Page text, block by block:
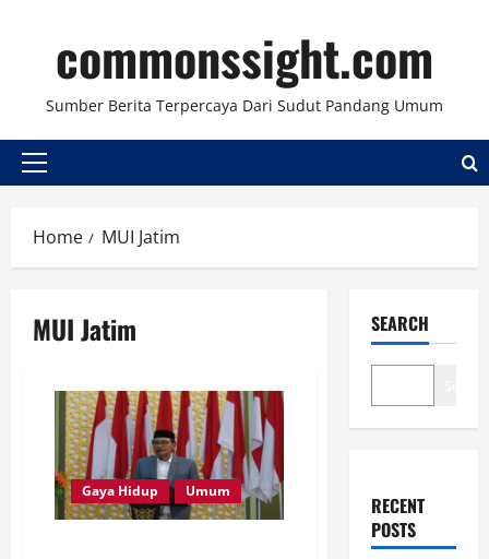
contentcommonssight.com
Sumber Berita Terpercaya Dari Sudut Pandang Umum
Primary
Home MUI Jatim
MUI Jatim
Gaya Hidup Umum
SEARCH
RECENT
POSTS